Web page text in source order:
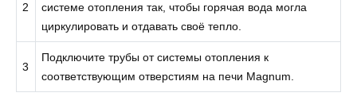
2
системе отопления так, чтобы горячая вода могла
циркулировать и отдавать своё тепло.
3
Подключите трубы от системы отопления к
соответствующим отверстиям на печи Magnum.